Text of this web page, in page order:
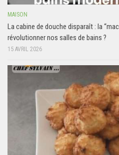
MAISON
La cabine de douche disparaît : la
révolutionner nos salles de bains ?
15 AVRIL 2026